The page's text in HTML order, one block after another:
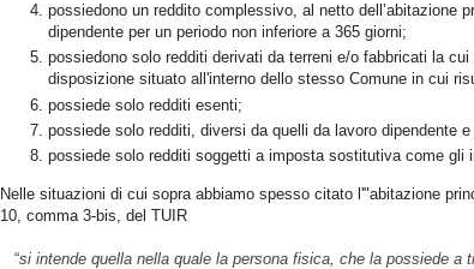
possiedono un reddito complessivo, al netto dell’abitazione
dipendente per un periodo non inferiore a 365 giorni;
possiedono solo redditi derivati da terreni e/o fabbricati la
disposizione situato all'interno dello stesso Comune in cui
possiede solo redditi esenti;
possiede solo redditi, diversi da quelli da lavoro dipendente
possiede solo redditi soggetti a imposta sostitutiva come
Nelle situazioni di cui sopra abbiamo spesso citato l'"abitazione
10, comma 3-bis, del TUIR
“si intende quella nella quale la persona fisica, che la possiede